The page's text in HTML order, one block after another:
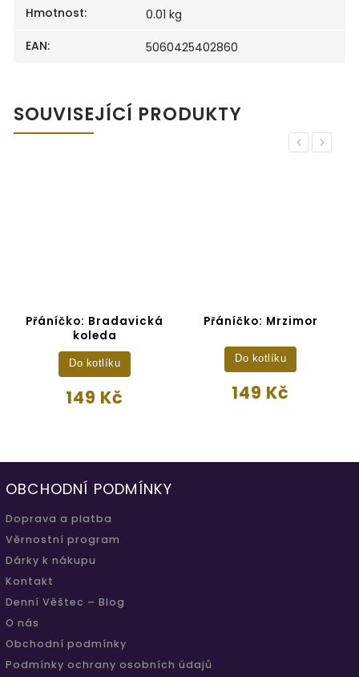
Hmotnost:
0.01 kg
EAN: 5060425402860
SOUVISEJÍCÍ PRODUKTY
Previous
Přáníčko: Bradavická
koleda
149 Kč
Do kotlíku
Přáníčko: Mrzimor
149 Kč
Do kotlíku
Next
OBCHODNÍ PODMÍNKY
Doprava a platba
Věrnostní program
Dárky k nákupu
Kontakt
Denní Věštec – Blog
O nás
Obchodní podmínky
Podmínky ochrany osobních údajů